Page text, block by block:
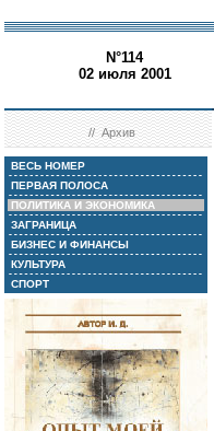
N°114
02 июля 2001
//Архив
ВЕСЬ НОМЕР
ПЕРВАЯ ПОЛОСА
ПОЛИТИКА И ЭКОНОМИКА
ЗАГРАНИЦА
БИЗНЕС И ФИНАНСЫ
КУЛЬТУРА
СПОРТ